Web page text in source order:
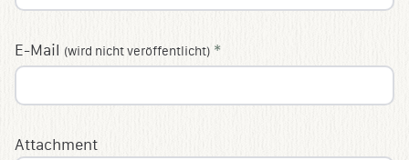
E-Mail (wird nicht veröffentlicht) *
Attachment